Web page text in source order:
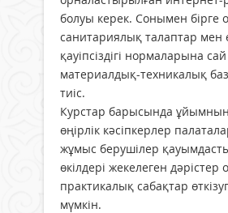
болуы керек. Сонымен бірге
санитариялық талаптар мен
қауіпсіздігі нормаларына
материалдық-техникалық
тиіс.
Курстар барысында
өңірлік кәсіпкерлер
жұмыс берушілер
өкілдері жекелеген дәрістер
практикалық сабақтар
мүмкін.